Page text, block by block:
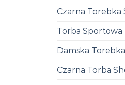
Czarna Torebka
Torba Sportowa
Damska Torebka
Czarna Torba